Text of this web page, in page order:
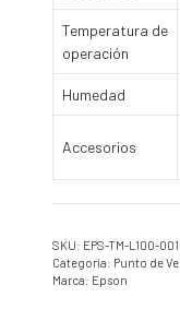
Temperatura de
operación
Humedad
Accesorios
SKU: EPS-TM-L100-001
Categoría: Punto de
Marca: Epson